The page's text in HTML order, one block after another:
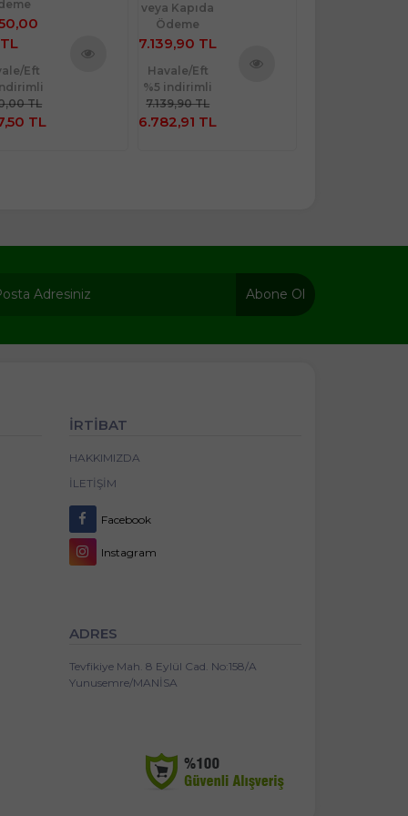
TL
Eft
TL
TL
veya Kapıda
Ödeme
7.139,90 TL
Havale/Eft
%5 indirimli
7.139,90 TL
6.782,91 TL
Abone Ol
İRTİBAT
HAKKIMIZDA
İLETIŞIM
Facebook
Instagram
ADRES
Tevfikiye Mah. 8 Eylül Cad. No:158/A
Yunusemre/MANİSA